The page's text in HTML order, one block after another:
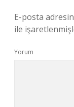
E-posta
ile
Yorum